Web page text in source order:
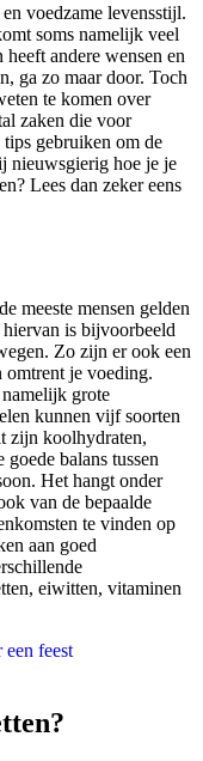
voedzame levensstijl.
soms namelijk veel
andere wensen en
ga zo maar door. Toch
te komen over
zaken die voor
gebruiken om de
nieuwsgierig hoe je je
Lees dan zeker eens
meeste mensen gelden
is bijvoorbeeld
Zo zijn er ook een
omtrent je voeding.
grote
kunnen vijf soorten
zijn koolhydraten,
balans tussen
Het hangt onder
van de bepaalde
te vinden op
aan goed
eiwitten, vitaminen
feest